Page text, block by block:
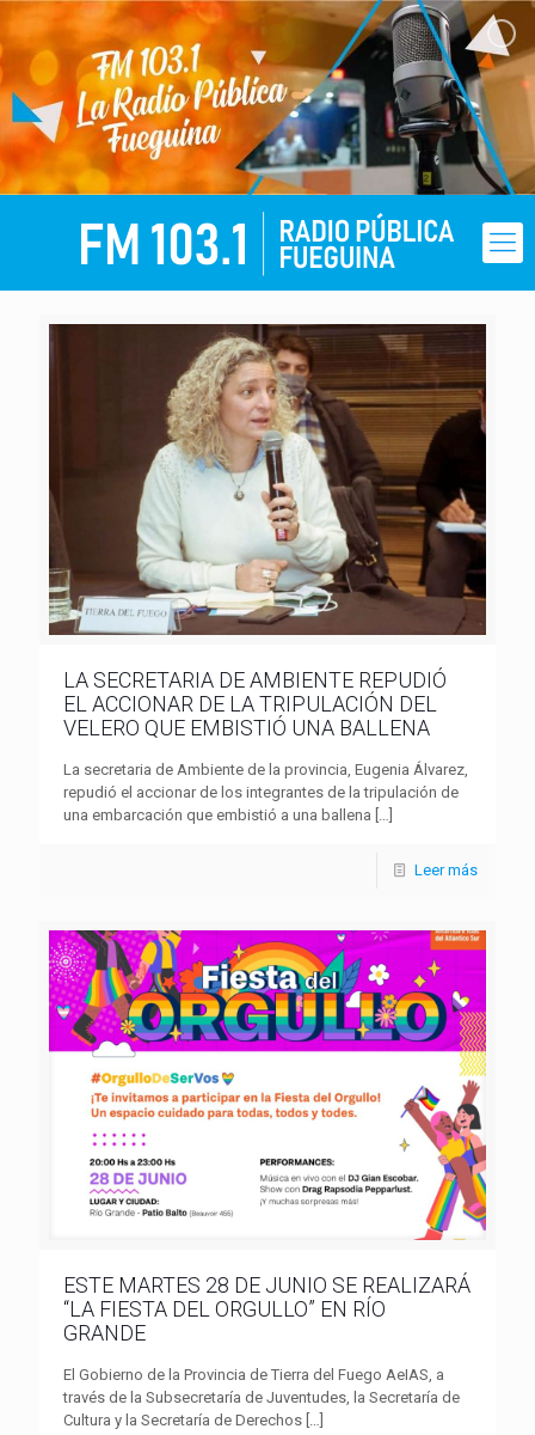
LA SECRETARIA DE AMBIENTE REPUDIÓ
EL ACCIONAR DE LA TRIPULACIÓN DEL
VELERO QUE EMBISTIÓ UNA BALLENA
La secretaria de Ambiente de la provincia, Eugenia Álvarez,
repudió el accionar de los integrantes de la tripulación de
una embarcación que embistió a una ballena […]
Leer más
ESTE MARTES 28 DE JUNIO SE REALIZARÁ
“LA FIESTA DEL ORGULLO” EN RÍO
GRANDE
El Gobierno de la Provincia de Tierra del Fuego AeIAS, a
través de la Subsecretaría de Juventudes, la Secretaría de
Cultura y la Secretaría de Derechos […]